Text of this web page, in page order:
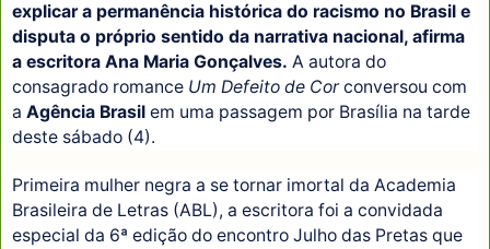
explicar a permanência histórica do racismo no Brasil e
disputa o próprio sentido da narrativa nacional, afirma
a escritora Ana Maria Gonçalves. A autora do
consagrado romance Um Defeito de Corconversou com
a Agência Brasil em uma passagem por Brasília na tarde
deste sábado (4).
Primeira mulher negra a se tornar imortal da Academia
Brasileira de Letras (ABL), a escritora foi a convidada
especial da 6ª edição do encontro Julho das Pretas que